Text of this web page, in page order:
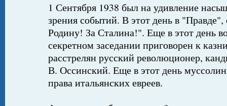
1 Сентября 1938 был на удивление
зрения событий. В этот день в "Правде",
Родину! За Сталина!". Еще в этот день
секретном заседании приговорен к
расстрелян русский революционер,
В. Оссинский. Еще в этот день
права итальянских евреев.